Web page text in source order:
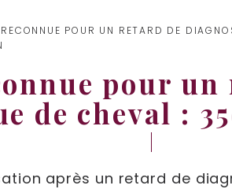
POUR UN RETARD DE
pour
de cheval :
après un retard de